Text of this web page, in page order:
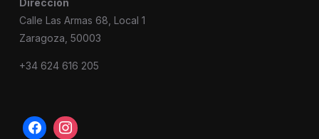
Calle Las Armas 68, Local 1
Zaragoza, 50003
+34 624 616 205